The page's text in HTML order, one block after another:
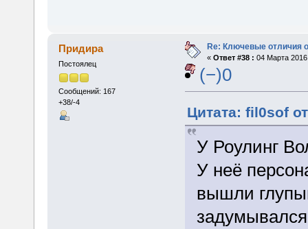
Придира
Постоялец
Сообщений: 167
+38/-4
Re: Ключевые отличия
« Ответ #38 : 04 Марта
(−)0
Цитата: fil0sof
У Роулинг
У неё
вышли